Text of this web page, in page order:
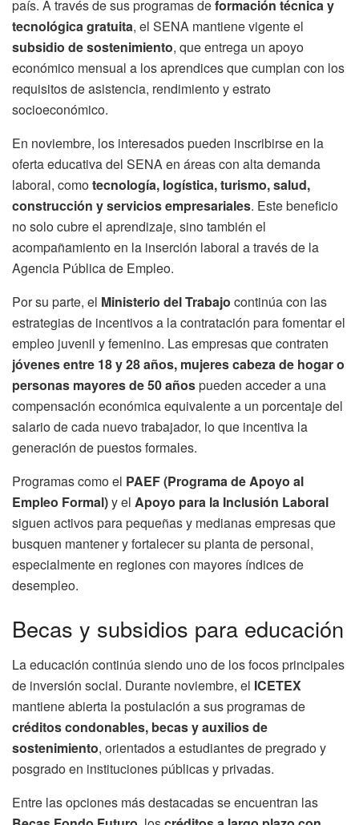
país. A través de sus programas deformación técnica y
tecnológica gratuita, el SENA mantiene vigente el
subsidio de sostenimiento, que entrega un apoyo
económico mensual a los aprendices que cumplan con los
requisitos de asistencia, rendimiento y estrato
socioeconómico.
En noviembre, los interesados pueden inscribirse en la
oferta educativa del SENA en áreas con alta demanda
laboral, comotecnología, logística, turismo, salud,
construcción y servicios empresariales. Este beneficio
no solo cubre el aprendizaje, sino también el
acompañamiento en la inserción laboral a través de la
Agencia Pública de Empleo.
Por su parte, el Ministerio del Trabajo continúa con las
estrategias de incentivos a la contratación para fomentar el
empleo juvenil y femenino. Las empresas que contraten
jóvenes entre 18 y 28 años, mujeres cabeza de hogar o
personas mayores de 50 añospueden acceder a una
compensación económica equivalente a un porcentaje del
salario de cada nuevo trabajador, lo que incentiva la
generación de puestos formales.
Programas como el PAEF (Programa de Apoyo al
Empleo Formal)y el Apoyo para la Inclusión Laboral
siguen activos para pequeñas y medianas empresas que
busquen mantener y fortalecer su planta de personal,
especialmente en regiones con mayores índices de
desempleo.
Becas y subsidios para educación
La educación continúa siendo uno de los focos principales
de inversión social. Durante noviembre, el ICETEX
mantiene abierta la postulación a sus programas de
créditos condonables, becas y auxilios de
sostenimiento, orientados a estudiantes de pregrado y
posgrado en instituciones públicas y privadas.
Entre las opciones más destacadas se encuentran las